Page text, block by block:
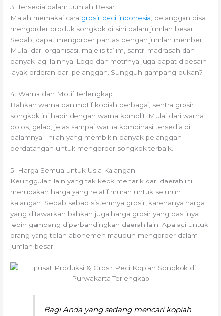
3. Tersedia dalam Jumlah Besar
Malah memakai cara grosir peci indonesia , pelanggan bisa
mengorder produk songkok di sini dalam jumlah besar.
Sebab, dapat mengorder pantas dengan jumlah member.
Mulai dari organisasi, majelis ta’lim, santri madrasah dan
banyak lagi lainnya. Logo dan motifnya juga dapat didesain
layak orderan dari pelanggan. Sungguh gampang bukan?
4. Warna dan Motif Terlengkap
Bahkan warna dan motif kopiah berbagai, sentra grosir
songkok ini hadir dengan warna komplit. Mulai dari warna
polos, gelap, jelas sampai warna kombinasi tersedia di
dalamnya. Inilah yang membikin banyak pelanggan
berdatangan untuk mengorder songkok terbaik.
5. Harga Semua untuk Usia Kalangan
Keunggulan lain yang tak keok menarik dari daerah ini
merupakan harga yang relatif murah untuk seluruh
kalangan. Sebab sebab sistemnya grosir, karenanya harga
yang ditawarkan bahkan juga harga grosir yang pastinya
lebih gampang diperbandingkan daerah lain. Apalagi untuk
orang yang telah abonemen maupun mengorder dalam
jumlah besar.
Bagi Anda yang sedang mencari kopiah